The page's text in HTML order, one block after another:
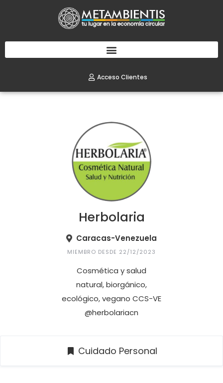
Acceso Clientes
Herbolaria
Caracas-Venezuela
MIEMBRO DESDE 22/12/2023
Cosmética y salud
natural, biorgánico,
ecológico, vegano CCS-VE
@herbolariacn
Cuidado Personal